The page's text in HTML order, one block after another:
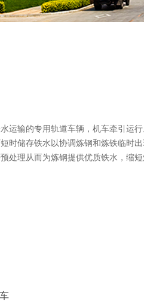
运输的专用轨道车辆，机车牵引运
时储存铁水以协调炼钢和炼铁临时出
处理从而为炼钢提供优质铁水，缩短